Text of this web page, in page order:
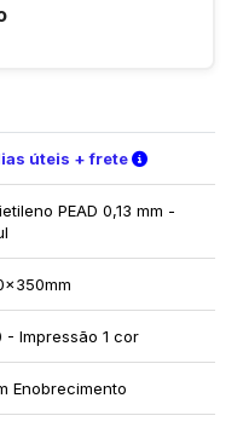
úteis + frete Verifique
PEAD 0,13 mm -
- Impressão 1 cor
Enobrecimento